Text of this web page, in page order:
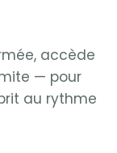
accède
— pour
au rythme